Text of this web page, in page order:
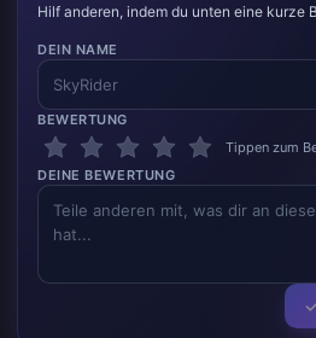
Hilf anderen, indem du unten eine kurze
DEIN NAME
BEWERTUNG
Tippen zum
DEINE BEWERTUNG